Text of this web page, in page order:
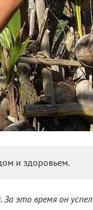
и здоровьем.
это время он успел